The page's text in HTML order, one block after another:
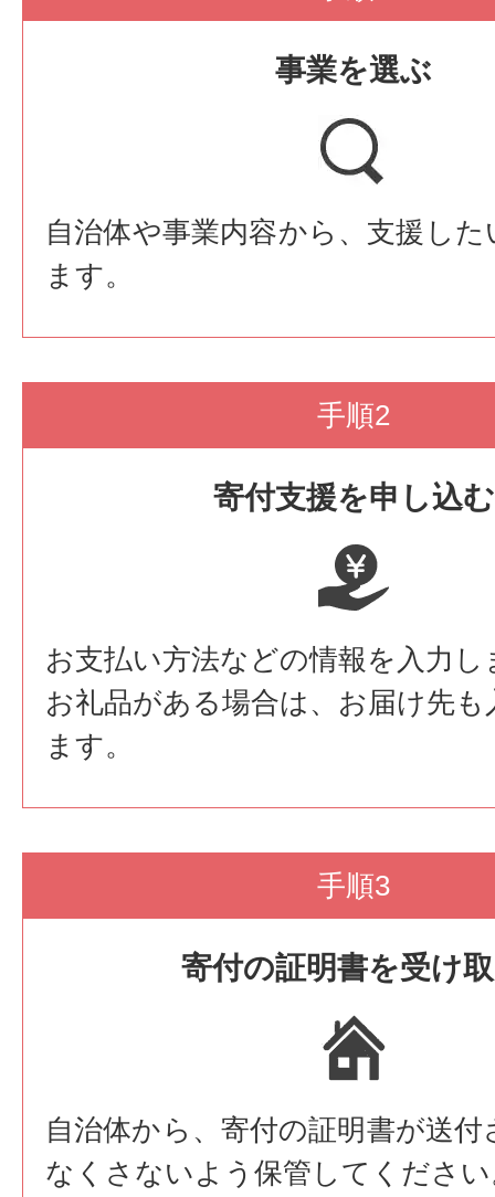
事業を選ぶ
自治体や事業内容から、支援し
ます。
手順2
寄付支援を申し込む
お支払い方法などの情報を入力し
お礼品がある場合は、お届け先
ます。
手順3
寄付の証明書を受け
自治体から、寄付の証明書が送
なくさないよう保管してくださ